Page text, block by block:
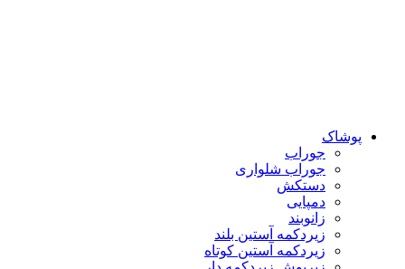
پوشاک
جوراب
جوراب شلواری
دستکش
دمپایی
زانوبند
زیردکمه آستین بلند
زیردکمه آستین کوتاه